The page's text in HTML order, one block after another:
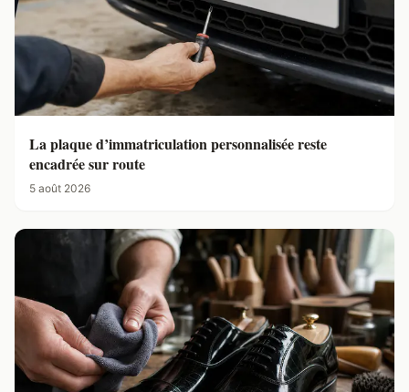
La plaque d’immatriculation personnalisée reste
encadrée sur route
5 août 2026